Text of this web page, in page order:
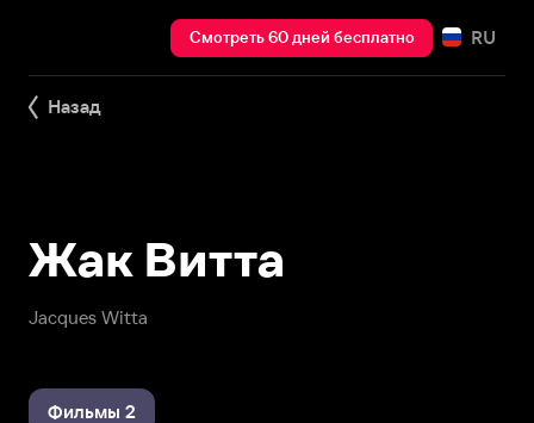
Смотреть 60 дней бесплатно RU
Назад
Jacques Witta
Жак Витта
Фильмы 2